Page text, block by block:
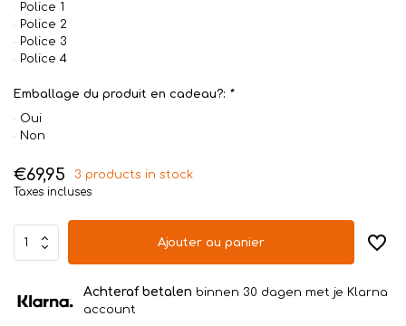
Police 1
Police 2
Police 3
Police 4
Emballage du produit en cadeau?: *
Oui
Non
€69,95
3 products in stock
Taxes incluses
Ajouter au panier
Achteraf betalen binnen 30 dagen met je Klarna
account